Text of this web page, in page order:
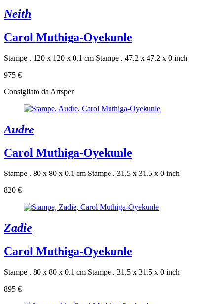
Neith
Carol Muthiga-Oyekunle
Stampe . 120 x 120 x 0.1 cm Stampe . 47.2 x 47.2 x 0 inch
975 €
Consigliato da Artsper
Audre
Carol Muthiga-Oyekunle
Stampe . 80 x 80 x 0.1 cm Stampe . 31.5 x 31.5 x 0 inch
820 €
Zadie
Carol Muthiga-Oyekunle
Stampe . 80 x 80 x 0.1 cm Stampe . 31.5 x 31.5 x 0 inch
895 €